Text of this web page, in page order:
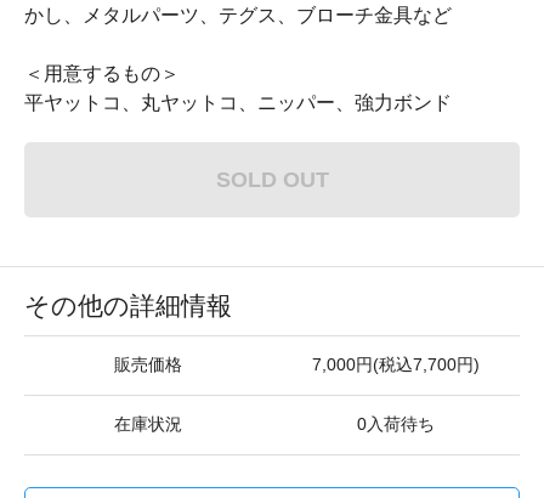
かし、メタルパーツ、テグス、ブローチ金具など
＜用意するもの＞
平ヤットコ、丸ヤットコ、ニッパー、強力ボンド
SOLD OUT
その他の詳細情報
販売価格 7,000円(税込7,700円)
在庫状況 0入荷待ち